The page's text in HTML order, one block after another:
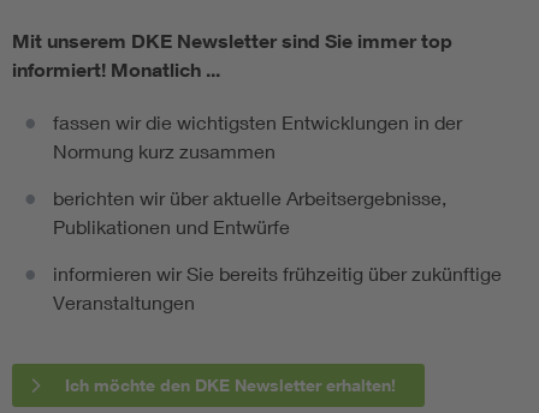
Mit unserem DKE Newsletter sind Sie immer top
informiert! Monatlich ...
fassen wir die wichtigsten Entwicklungen in der
Normung kurz zusammen
berichten wir über aktuelle Arbeitsergebnisse,
Publikationen und Entwürfe
informieren wir Sie bereits frühzeitig über zukünftige
Veranstaltungen
Ich möchte den DKE Newsletter erhalten!